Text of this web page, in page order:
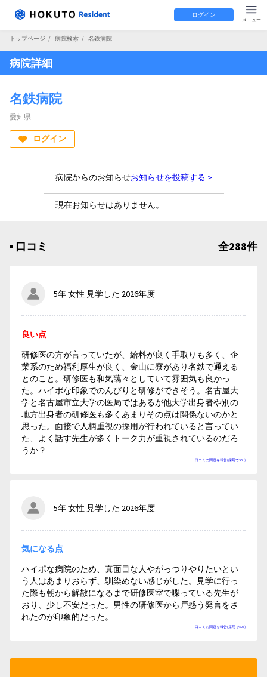
ログイン
トップページ / 病院検索 / 名鉄病院
病院詳細
名鉄病院
愛知県
ログイン
病院からのお知らせお知らせを投稿する >
現在お知らせはありません。
▪︎ 口コミ 全288件
5年 女性 見学した 2026年度
口コミの問題を報告(採用で50p)
良い点
研修医の方が言っていたが、給料が良く手取りも多く、企
業系のため福利厚生が良く、金山に寮があり名鉄で通える
とのこと。研修医も和気藹々としていて雰囲気も良かっ
た。ハイポな印象でのんびりと研修ができそう。名古屋大
学と名古屋市立大学の医局ではあるが他大学出身者や別の
地方出身者の研修医も多くあまりその点は関係ないのかと
思った。面接で人柄重視の採用が行われていると言ってい
た、よく話す先生が多くトーク力が重視されているのだろ
うか？
5年 女性 見学した 2026年度
口コミの問題を報告(採用で50p)
気になる点
ハイポな病院のため、真面目な人やがっつりやりたいとい
う人はあまりおらず、馴染めない感じがした。見学に行っ
た際も朝から解散になるまで研修医室で喋っている先生が
おり、少し不安だった。男性の研修医から戸惑う発言をさ
れたのが印象的だった。